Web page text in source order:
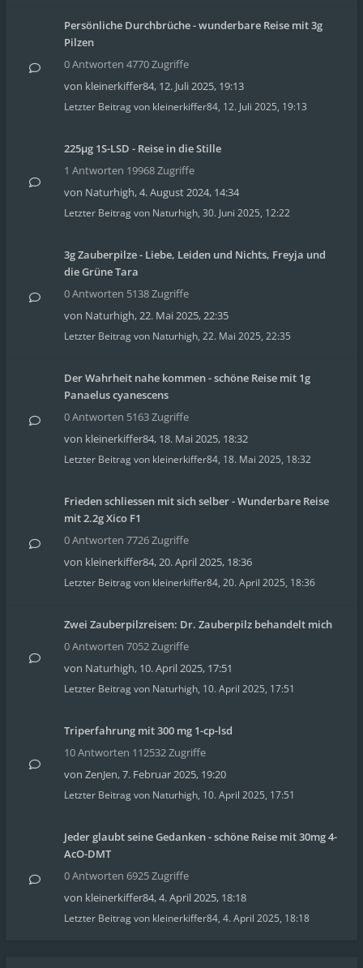
Persönliche Durchbrüche - wunderbare Reise mit 3g
Pilzen
0 Antworten 4770 Zugriffe
von kleinerkiffer84, 12. Juli 2025, 19:13
Letzter Beitrag von kleinerkiffer84, 12. Juli 2025, 19:13
225µg 1S-LSD - Reise in die Stille
1 Antworten 19968 Zugriffe
von Naturhigh,4. August 2024, 14:34
Letzter Beitrag von Naturhigh, 30. Juni 2025, 12:22
3g Zauberpilze - Liebe, Leiden und Nichts, Freyja und
die Grüne Tara
0 Antworten 5138 Zugriffe
von Naturhigh,22. Mai 2025, 22:35
Letzter Beitrag von Naturhigh, 22. Mai 2025, 22:35
Der Wahrheit nahe kommen - schöne Reise mit 1g
Panaelus cyanescens
0 Antworten 5163 Zugriffe
von kleinerkiffer84, 18. Mai 2025, 18:32
Letzter Beitrag von kleinerkiffer84, 18. Mai 2025, 18:32
Frieden schliessen mit sich selber - Wunderbare Reise
mit 2.2g Xico F1
0 Antworten 7726 Zugriffe
von kleinerkiffer84,20. April 2025, 18:36
Letzter Beitrag von kleinerkiffer84, 20. April 2025, 18:36
Zwei Zauberpilzreisen: Dr. Zauberpilz behandelt mich
0 Antworten 7052 Zugriffe
von Naturhigh, 10. April 2025, 17:51
Letzter Beitrag von Naturhigh, 10. April 2025, 17:51
Triperfahrung mit 300 mg 1-cp-lsd
10 Antworten 112532 Zugriffe
von ZenJen,7. Februar 2025, 19:20
Letzter Beitrag von Naturhigh, 10. April 2025, 17:51
Jeder glaubt seine Gedanken - schöne Reise mit 30mg 4-
AcO-DMT
0 Antworten 6925 Zugriffe
von kleinerkiffer84,4. April 2025, 18:18
Letzter Beitrag von kleinerkiffer84, 4. April 2025, 18:18